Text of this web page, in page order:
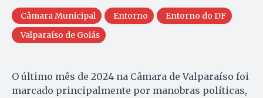
Câmara Municipal Entorno
Entorno do DF
Valparaíso de Goiás
O último mês de 2024 na Câmara de Valparaíso foi
marcado principalmente por manobras políticas,